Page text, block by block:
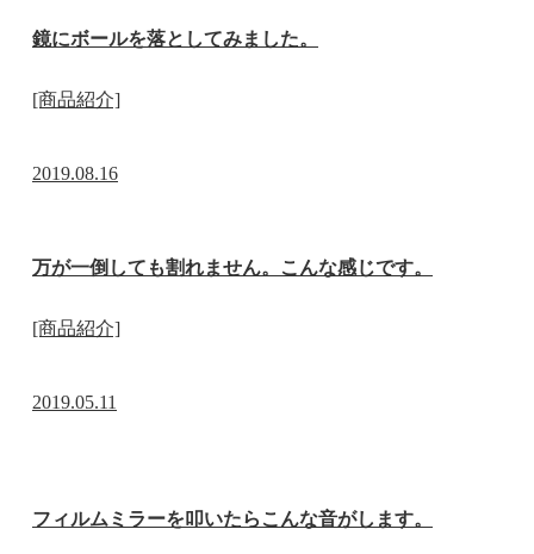
鏡にボールを落としてみました。
[商品紹介]
2019.08.16
万が一倒しても割れません。こんな感じです。
[商品紹介]
2019.05.11
フィルムミラーを叩いたらこんな音がします。